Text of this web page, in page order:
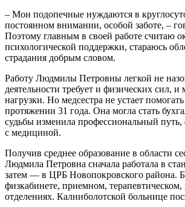
– Мои подопечные нуждаются в
постоянном внимании, особой заботе, –
Поэтому главным в своей работе считаю
психологической поддержки, стараюсь
страдания добрым словом.
Работу Людмилы Петровны легкой не
деятельности требует и физических сил, и
нагрузки. Но медсестра не устает
протяжении 31 года. Она могла стать
судьбы изменила профессиональный путь,
с медициной.
Получив среднее образование в области
Людмила Петровна сначала работала в
затем — в ЦРБ Новопокровского района.
физкабинете, приемном, терапевтическом,
отделениях. Калниболотской больнице